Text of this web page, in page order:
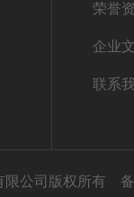
荣誉
企业
联系
限公司版权所有